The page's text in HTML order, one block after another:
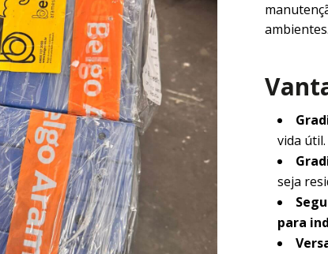
ambientes.
vida útil.
seja
para